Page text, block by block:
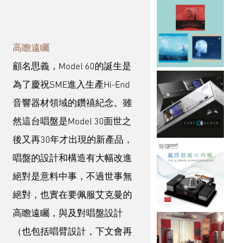
高瞻遠矚
顧名思義，Model 60的誕生是
為了慶祝SME進入生產Hi-End
音響器材領域的鑽禧紀念。雖
然這台唱盤是Model 30面世之
後又再30年才出現的新產品，
唱盤的設計和構造有大幅改進
絕對是意料中事，不過世事無
絕對，也實在要佩服艾克曼的
高瞻遠矚，與及對唱盤設計
（也包括唱臂設計，下文會再